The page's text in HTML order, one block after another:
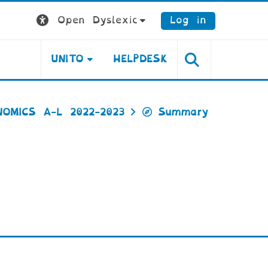
Open Dyslexic
Log in
UNITO HELPDESK
A-L 2022-2023 Summary